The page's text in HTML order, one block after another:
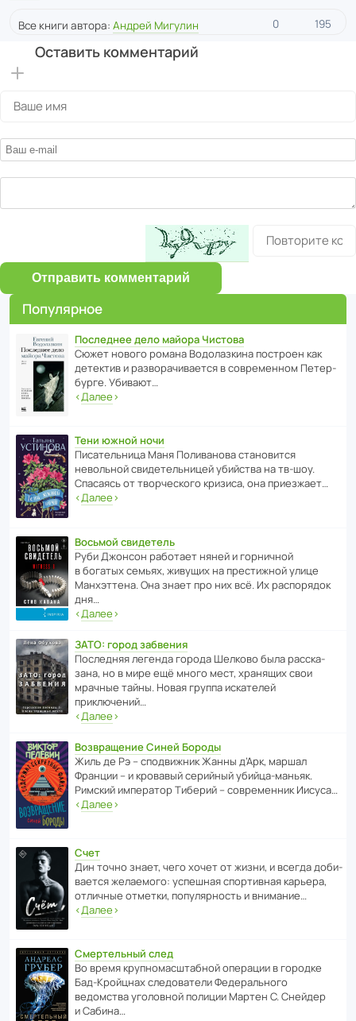
Все книги автора: Андрей Мигулин 0 195
Оставить комментарий
Отправить комментарий
Популярное
Последнее дело майора Чистова
Сюжет нового романа Водо­ла­з­кина пост­роен как
дете­ктив и разво­ра­чи­ва­ется в совре­менном Пете­р­
бурге. Убивают…
‹Далее›
Тени южной ночи
Писа­тель­ница Маня Поли­ва­нова стано­вится
невольной свиде­тель­ницей убийства на тв-шоу.
Спасаясь от твор­че­с­кого кризиса, она приезжает…
‹Далее›
Восьмой свидетель
Руби Джонсон рабо­тает няней и горни­чной
в богатых семьях, живущих на прес­ти­жной улице
Манх­эт­тена. Она знает про них всё. Их распо­рядок
дня…
‹Далее›
ЗАТО: город забвения
После­дняя легенда города Шелково была расска­
зана, но в мире ещё много мест, хранящих свои
мрачные тайны. Новая группа иска­телей
приключений…
‹Далее›
Возвращение Синей Бороды
Жиль де Рэ – спод­ви­жник Жанны д’Арк, маршал
Франции – и кровавый серийный убийца-маньяк.
Римский импе­ратор Тиберий – совре­менник Иисуса…
‹Далее›
Счет
Дин точно знает, чего хочет от жизни, и всегда доби­
ва­ется жела­е­мого: успе­шная спор­ти­вная карьера,
отли­чные отметки, попу­ля­р­ность и внимание…
‹Далее›
Смертельный след
Во время круп­но­мас­ш­та­бной операции в городке
Бад‑Крой­цнах следо­ва­тели Феде­раль­ного
ведомства уголо­вной полиции Мартен С. Снейдер
и Сабина…